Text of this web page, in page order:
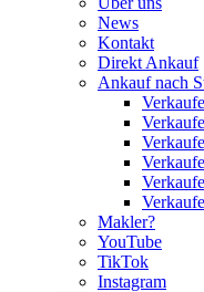
News
Kontakt
Direkt Ankauf
Ankauf nach
Makler?
YouTube
TikTok
Instagram